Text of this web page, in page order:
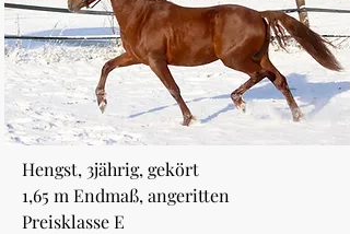
Hengst, 3jährig, gekört
1,65 m Endmaß, angeritten
Preisklasse E